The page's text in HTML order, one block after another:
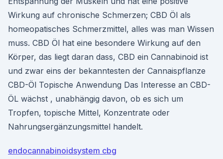
Wirkung auf chronische Schmerzen; CBD Öl als
homeopatisches Schmerzmittel, alles was man Wissen
muss. CBD Öl hat eine besondere Wirkung auf den
Körper, das liegt daran dass, CBD ein Cannabinoid ist
und zwar eins der bekanntesten der Cannaispflanze
CBD-Öl Topische Anwendung Das Interesse an CBD-
ÖL wächst , unabhängig davon, ob es sich um
Tropfen, topische Mittel, Konzentrate oder
Nahrungsergänzungsmittel handelt.
endocannabinoidsystem cbg